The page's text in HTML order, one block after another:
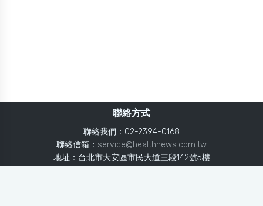
聯絡方式
聯絡我們：02-2394-0168
聯絡信箱： service@healthnews.com.tw
地址：台北市大安區市民大道三段142號5樓